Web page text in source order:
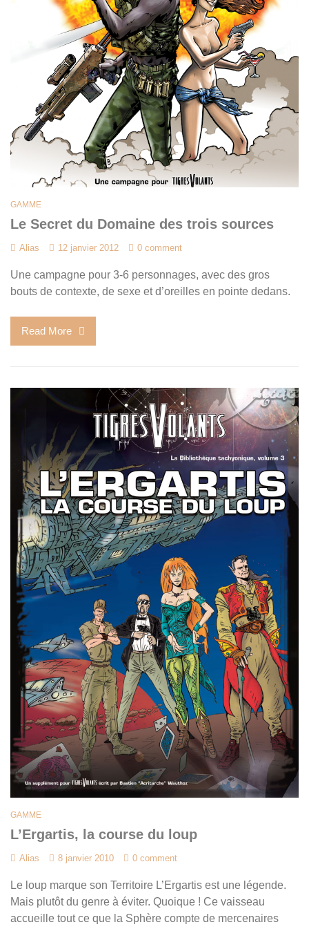
GAMME
Le Secret du Domaine des trois sources
Alias 12 janvier 2012 0 comment
Une campagne pour 3-6 personnages, avec des gros
bouts de contexte, de sexe et d’oreilles en pointe dedans.
Read More
GAMME
L’Ergartis, la course du loup
Alias 8 janvier 2010 0 comment
Le loup marque son Territoire L’Ergartis est une légende.
Mais plutôt du genre à éviter. Quoique ! Ce vaisseau
accueille tout ce que la Sphère compte de mercenaires